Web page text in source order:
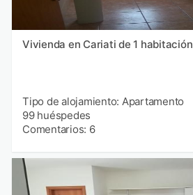
Vivienda en Cariati de 1 habitación
Tipo de alojamiento: Apartamento
99 huéspedes
Comentarios: 6